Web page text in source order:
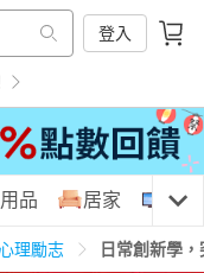
登入
品 居家 3C
理勵志 日常創新學